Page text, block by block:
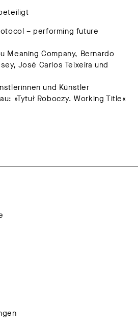
– performing future
Meaning Company, Bernardo
José Carlos Teixeira und
und Künstler
»Tytuł Roboczy. Working Title«